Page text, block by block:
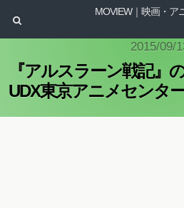
MOVIEW｜映画・ア
2015/09/
『アルスラーン戦記』
UDX東京アニメセンタ